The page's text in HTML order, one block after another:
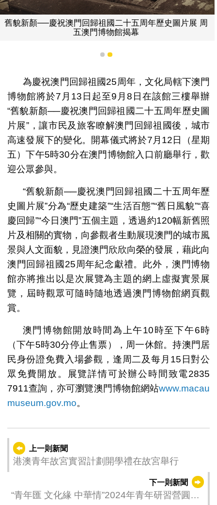
顏──慶祝澳門回歸祖國二十五周年歷史圖片展 周
五澳門博物館揭幕
1 2
為慶祝澳門回歸祖國25周年，文化局轄下澳門
博物館將於7月13日起至9月8日在該館三樓舉辦
“舊貌新顏──慶祝澳門回歸祖國二十五周年歷史圖
片展”，讓市民及旅客瞭解澳門回歸祖國後，城市
高速發展下的變化。開幕儀式將於7月12日（星期
五）下午5時30分在澳門博物館入口前廳舉行，歡
迎公眾參與。
“舊貌新顏──慶祝澳門回歸祖國二十五周年歷
史圖片展”分為“歷史建築”“生活百態”“舊日風貌”“喜
慶回歸”“今日澳門”五個主題，透過約120幅新舊照
片及相關的實物，向參觀者生動展現澳門的城市風
景與人文面貌，見證澳門欣欣向榮的發展，藉此向
澳門回歸祖國25周年紀念獻禮。此外，澳門博物
館亦將推出以是次展覽為主題的網上虛擬實景展
覽，屆時觀眾可隨時隨地透過澳門博物館網頁觀
賞。
澳門博物館開放時間為上午10時至下午6時
（下午5時30分停止售票），周一休館。持澳門居
民身份證免費入場參觀，逢周二及每月15日對公
眾免費開放。展覽詳情可於辦公時間致電2835
7911查詢，亦可瀏覽澳門博物館網站www.macau
museum.gov.mo。
上一則新聞
港澳青年故宮實習計劃開學禮在故宮舉行
下一則新聞
“青年匯 文化緣 中華情”2024年青年研習營圓滿